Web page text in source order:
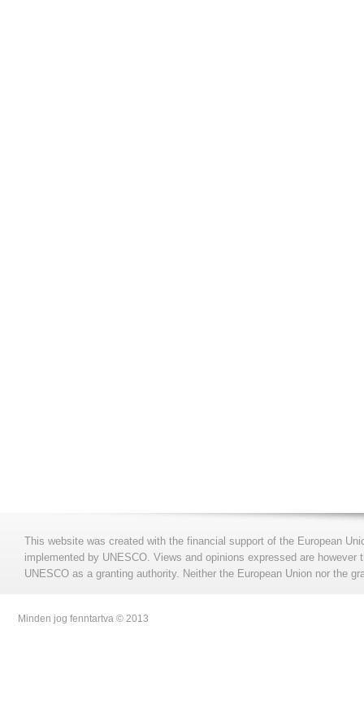
This website was created with the financial support of the European
implemented by UNESCO. Views and opinions expressed are
UNESCO as a granting authority. Neither the European Union nor the
Minden jog fenntartva © 2013